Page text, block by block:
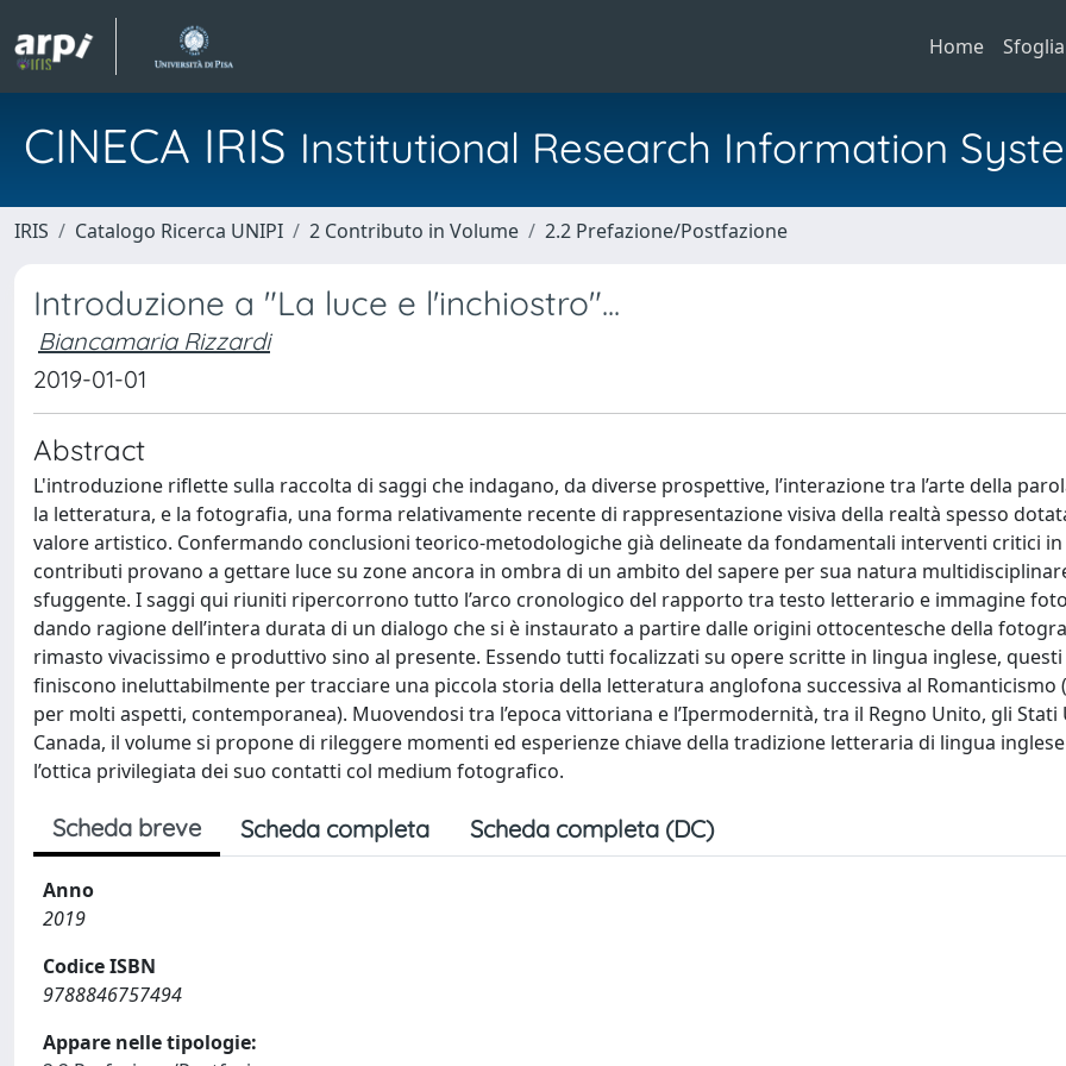
Home Sfoglia
CINECA IRIS Institutional Research Information
IRIS Catalogo Ricerca UNIPI 2 Contributo in Volume 2.2 Prefazione/Postfazione
Introduzione a "La luce e l'inchiostro"...
Biancamaria Rizzardi
2019-01-01
Abstract
L'introduzione riflette sulla raccolta di saggi che indagano, da diverse prospettive, l’interazione tra l’arte della
la letteratura, e la fotografia, una forma relativamente recente di rappresentazione visiva della realtà spesso
valore artistico. Confermando conclusioni teorico-metodologiche già delineate da fondamentali interventi critici
contributi provano a gettare luce su zone ancora in ombra di un ambito del sapere per sua natura
sfuggente. I saggi qui riuniti ripercorrono tutto l’arco cronologico del rapporto tra testo letterario e immagine
dando ragione dell’intera durata di un dialogo che si è instaurato a partire dalle origini ottocentesche della
rimasto vivacissimo e produttivo sino al presente. Essendo tutti focalizzati su opere scritte in lingua inglese,
finiscono ineluttabilmente per tracciare una piccola storia della letteratura anglofona successiva al Romanticismo
per molti aspetti, contemporanea). Muovendosi tra l’epoca vittoriana e l’Ipermodernità, tra il Regno Unito, gli Stati
Canada, il volume si propone di rileggere momenti ed esperienze chiave della tradizione letteraria di lingua
l’ottica privilegiata dei suo contatti col medium fotografico.
Scheda breve Scheda completa Scheda completa (DC)
Anno
2019
Codice ISBN
9788846757494
Appare nelle tipologie: